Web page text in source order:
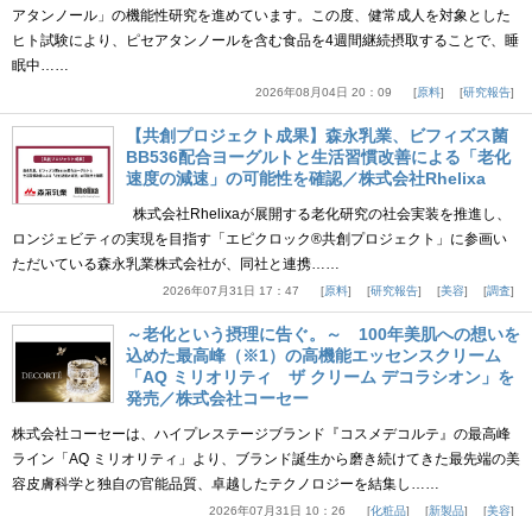
アタンノール」の機能性研究を進めています。この度、健常成人を対象とした
ヒト試験により、ピセアタンノールを含む食品を4週間継続摂取することで、睡
眠中……
2026年08月04日 20：09 原料 研究報告
【共創プロジェクト成果】森永乳業、ビフィズス菌
BB536配合ヨーグルトと生活習慣改善による「老化
速度の減速」の可能性を確認／株式会社Rhelixa
株式会社Rhelixaが展開する老化研究の社会実装を推進し、
ロンジェビティの実現を目指す「エピクロック®共創プロジェクト」に参画い
ただいている森永乳業株式会社が、同社と連携……
2026年07月31日 17：47 原料 研究報告 美容 調査
～老化という摂理に告ぐ。～ 100年美肌への想いを
込めた最高峰（※1）の高機能エッセンスクリーム
「AQ ミリオリティ ザ クリーム デコラシオン」を
発売／株式会社コーセー
株式会社コーセーは、ハイプレステージブランド『コスメデコルテ』の最高峰
ライン「AQ ミリオリティ」より、ブランド誕生から磨き続けてきた最先端の美
容皮膚科学と独自の官能品質、卓越したテクノロジーを結集し……
2026年07月31日 10：26 化粧品 新製品 美容